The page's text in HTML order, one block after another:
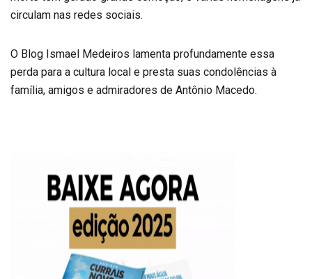
circulam nas redes sociais.
O Blog Ismael Medeiros lamenta profundamente essa
perda para a cultura local e presta suas condolências à
família, amigos e admiradores de Antônio Macedo.